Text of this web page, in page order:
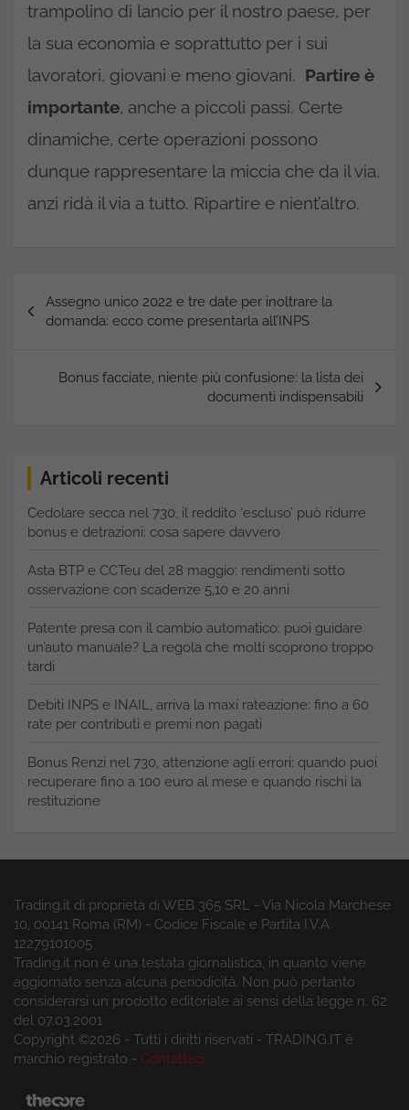
trampolino di lancio per il nostro paese, per
la sua economia e soprattutto per i sui
lavoratori, giovani e meno giovani. Partire è
importante, anche a piccoli passi. Certe
dinamiche, certe operazioni possono
dunque rappresentare la miccia che da il via,
anzi ridà il via a tutto. Ripartire e nient’altro.
Navigazione
articoli
Assegno unico 2022 e tre date per inoltrare la
domanda: ecco come presentarla all’INPS
Bonus facciate, niente più confusione: la lista dei
documenti indispensabili
Articoli recenti
Cedolare secca nel 730, il reddito ‘escluso’ può ridurre
bonus e detrazioni: cosa sapere davvero
Asta BTP e CCTeu del 28 maggio: rendimenti sotto
osservazione con scadenze 5,10 e 20 anni
Patente presa con il cambio automatico: puoi guidare
un’auto manuale? La regola che molti scoprono troppo
tardi
Debiti INPS e INAIL, arriva la maxi rateazione: fino a 60
rate per contributi e premi non pagati
Bonus Renzi nel 730, attenzione agli errori: quando puoi
recuperare fino a 100 euro al mese e quando rischi la
restituzione
Trading.it di proprietà di WEB 365 SRL - Via Nicola Marchese
10, 00141 Roma (RM) - Codice Fiscale e Partita I.V.A.
12279101005
Trading.it non è una testata giornalistica, in quanto viene
aggiornato senza alcuna periodicità. Non può pertanto
considerarsi un prodotto editoriale ai sensi della legge n. 62
del 07.03.2001
Copyright ©2026 - Tutti i diritti riservati - TRADING.IT è
marchio registrato - Contattaci